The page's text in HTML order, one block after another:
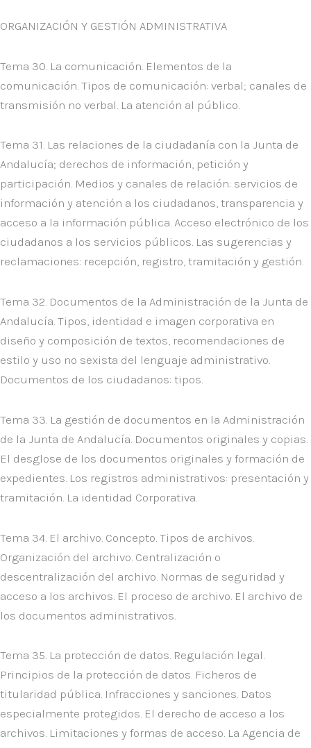
ORGANIZACIÓN Y GESTIÓN ADMINISTRATIVA
Tema 30. La comunicación. Elementos de la
comunicación. Tipos de comunicación: verbal; canales de
transmisión no verbal. La atención al público.
Tema 31. Las relaciones de la ciudadanía con la Junta de
Andalucía; derechos de información, petición y
participación. Medios y canales de relación: servicios de
información y atención a los ciudadanos, transparencia y
acceso a la información pública. Acceso electrónico de los
ciudadanos a los servicios públicos. Las sugerencias y
reclamaciones: recepción, registro, tramitación y gestión.
Tema 32. Documentos de la Administración de la Junta de
Andalucía. Tipos, identidad e imagen corporativa en
diseño y composición de textos, recomendaciones de
estilo y uso no sexista del lenguaje administrativo.
Documentos de los ciudadanos: tipos.
Tema 33. La gestión de documentos en la Administración
de la Junta de Andalucía. Documentos originales y copias.
El desglose de los documentos originales y formación de
expedientes. Los registros administrativos: presentación y
tramitación. La identidad Corporativa.
Tema 34. El archivo. Concepto. Tipos de archivos.
Organización del archivo. Centralización o
descentralización del archivo. Normas de seguridad y
acceso a los archivos. El proceso de archivo. El archivo de
los documentos administrativos.
Tema 35. La protección de datos. Regulación legal.
Principios de la protección de datos. Ficheros de
titularidad pública. Infracciones y sanciones. Datos
especialmente protegidos. El derecho de acceso a los
archivos. Limitaciones y formas de acceso. La Agencia de